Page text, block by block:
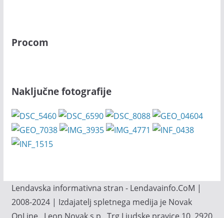
Procom
Naključne fotografije
Lendavska informativna stran - Lendavainfo.CoM |
2008-2024 | Izdajatelj spletnega medija je Novak